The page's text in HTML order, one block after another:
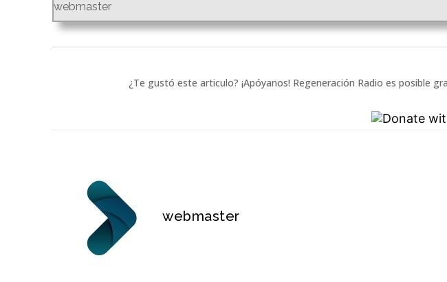
webmaster
¿Te gustó este articulo? ¡Apóyanos! Regeneración Radio es posible
webmaster